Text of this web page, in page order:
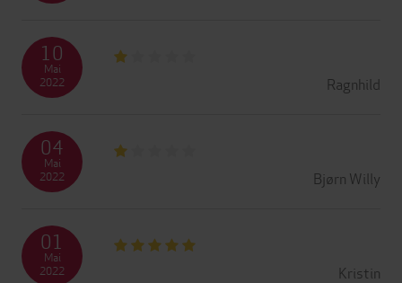
Ragnhild
10
Mai
2022
Bjørn Willy
04
Mai
2022
Kristin
01
Mai
2022